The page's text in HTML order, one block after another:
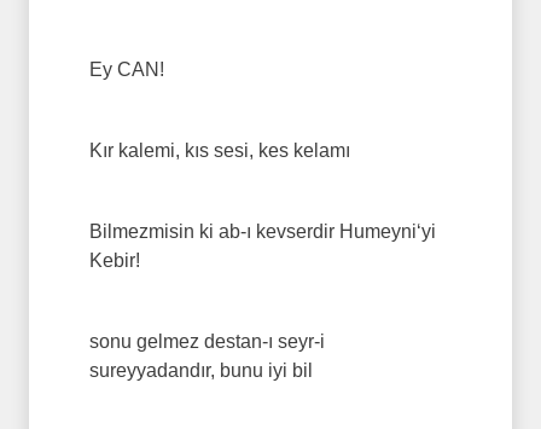
Ey CAN!
Kır kalemi, kıs sesi, kes kelamı
Bilmezmisin ki ab-ı kevserdir Humeyni‘yi
Kebir!
sonu gelmez destan-ı seyr-i
sureyyadandır, bunu iyi bil